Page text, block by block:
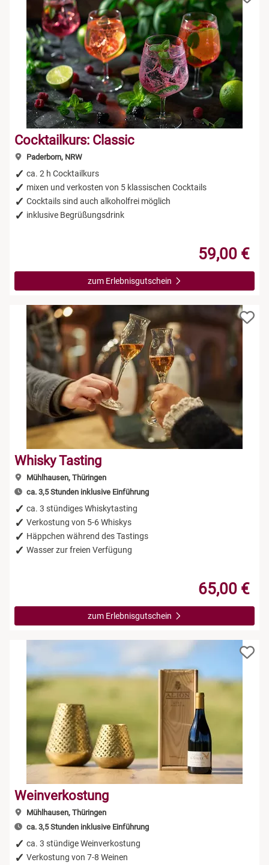
Cocktailkurs: Classic
Paderborn, NRW
ca. 2 h Cocktailkurs
mixen und verkosten von 5 klassischen Cocktails
Cocktails sind auch alkoholfrei möglich
inklusive Begrüßungsdrink
59,00 €
zum Erlebnisgutschein
Whisky Tasting
Mühlhausen, Thüringen
ca. 3,5 Stunden inklusive Einführung
ca. 3 stündiges Whiskytasting
Verkostung von 5-6 Whiskys
Häppchen während des Tastings
Wasser zur freien Verfügung
65,00 €
zum Erlebnisgutschein
Weinverkostung
Mühlhausen, Thüringen
ca. 3,5 Stunden inklusive Einführung
ca. 3 stündige Weinverkostung
Verkostung von 7-8 Weinen